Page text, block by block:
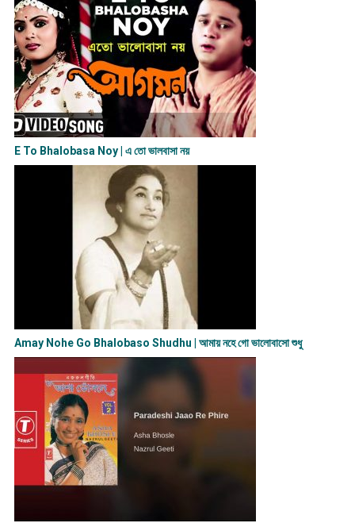
E To Bhalobasa Noy | এ তো ভালবাসা ন​য়
Amay Nohe Go Bhalobaso Shudhu | আমায় নহে গো ভালোবাসো শুধু